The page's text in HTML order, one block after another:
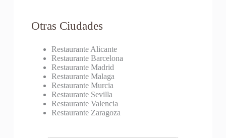
Otras Ciudades
Restaurante Alicante
Restaurante Barcelona
Restaurante Madrid
Restaurante Malaga
Restaurante Murcia
Restaurante Sevilla
Restaurante Valencia
Restaurante Zaragoza